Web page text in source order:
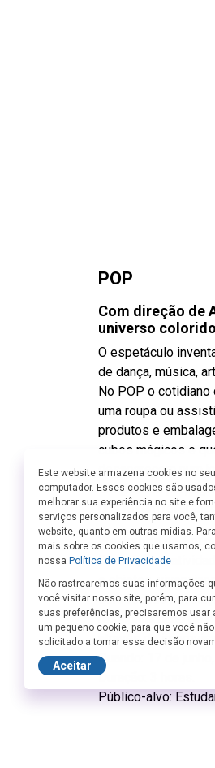
POP
Com direção de
universo
O espetáculo
de dança, música,
No POP o cotidiano
uma roupa ou
produtos e
cubos mágicos e
desaparecem num
em garotos
que fazem
Workshop de
Descrição: a
e objetos,
será focado na
ressignificação de
através de
Quando: 17 de
Duração: 3 horas.
Público-alvo:
Este website armazena cookies no seu
computador. Esses cookies são
melhorar sua experiência no site e
serviços personalizados para você,
website, quanto em outras mídias.
mais sobre os cookies que usamos,
nossa Política de Privacidade
Não rastrearemos suas informações
você visitar nosso site, porém, para
suas preferências, precisaremos usar
um pequeno cookie, para que você
solicitado a tomar essa decisão
Aceitar